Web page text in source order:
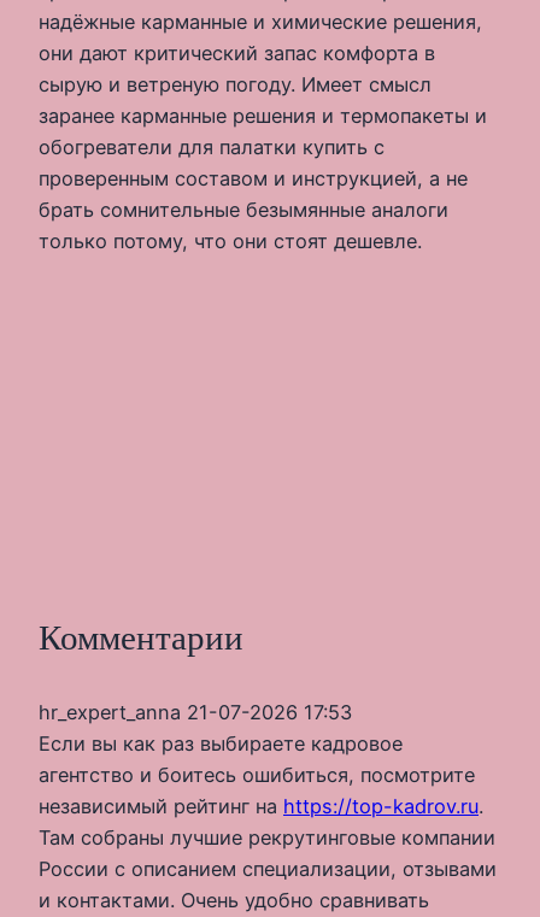
надёжные карманные и химические решения,
они дают критический запас комфорта в
сырую и ветреную погоду. Имеет смысл
заранее карманные решения и термопакеты и
обогреватели для палатки купить с
проверенным составом и инструкцией, а не
брать сомнительные безымянные аналоги
только потому, что они стоят дешевле.
Комментарии
hr_expert_anna 21-07-2026 17:53
Если вы как раз выбираете кадровое
агентство и боитесь ошибиться, посмотрите
независимый рейтинг на https://top-kadrov.ru.
Там собраны лучшие рекрутинговые компании
России с описанием специализации, отзывами
и контактами. Очень удобно сравнивать